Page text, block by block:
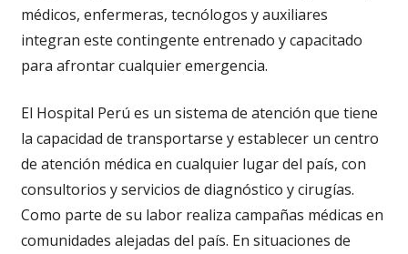
médicos, enfermeras, tecnólogos y auxiliares
integran este contingente entrenado y capacitado
para afrontar cualquier emergencia.
El Hospital Perú es un sistema de atención que tiene
la capacidad de transportarse y establecer un centro
de atención médica en cualquier lugar del país, con
consultorios y servicios de diagnóstico y cirugías.
Como parte de su labor realiza campañas médicas en
comunidades alejadas del país. En situaciones de